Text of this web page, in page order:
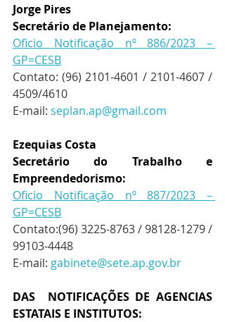
Jorge Pires
Secretário de Planejamento:
Oficio Notificação nº 886/2023 –
GP=CESB
Contato: (96) 2101-4601 / 2101-4607 /
4509/4610
E-mail: seplan.ap@gmail.com
Ezequias Costa
Secretário do Trabalho e
Empreendedorismo:
Oficio Notificação nº 887/2023 –
GP=CESB
Contato:(96) 3225-8763 / 98128-1279 /
99103-4448
E-mail: gabinete@sete.ap.gov.br
DAS  NOTIFICAÇÕES DE AGENCIAS
ESTATAIS E INSTITUTOS: